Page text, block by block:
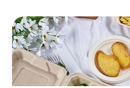
ý
p
i
s
č